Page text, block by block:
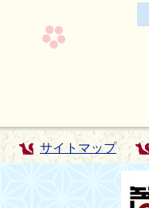
サイトマップ